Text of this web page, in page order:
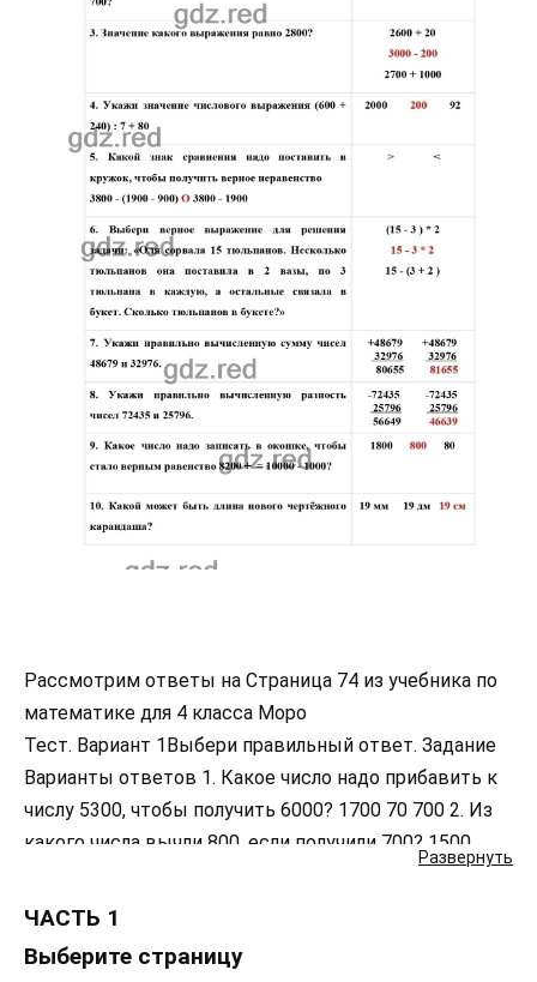
Развернуть
Рассмотрим ответы на Страница 74 из учебника по
математике для 4 класса Моро
Тест. Вариант 1Выбери правильный ответ. Задание
Варианты ответов 1. Какое число надо прибавить к
числу 5300, чтобы получить 6000? 1700 70 700 2. Из
какого числа вычли 800, если получили 700? 1500
2600 + 20 3000 — 200 2700 + 1000 4. Укажи значение
5. Какой знак сравнения надо поставить в кружок,
ЧАСТЬ 1
Выберите страницу